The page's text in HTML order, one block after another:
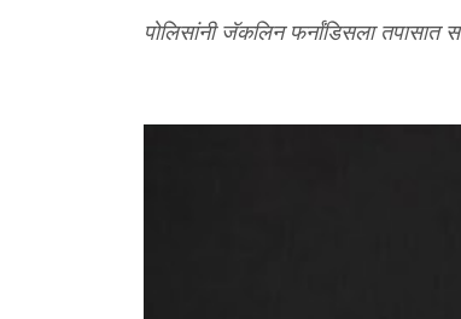
पोलिसांनी जॅकलिन फर्नांडिसला तपासात